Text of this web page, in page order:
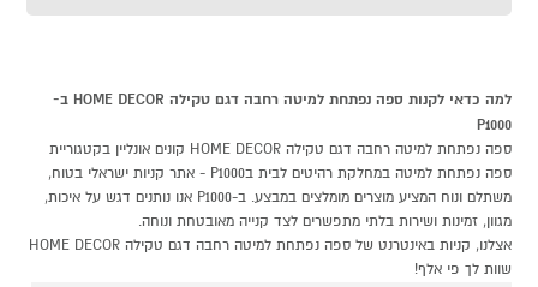
למה כדאי לקנות ספה נפתחת למיטה רחבה דגם טקילה HOME DECOR ב-
P1000
ספה נפתחת למיטה רחבה דגם טקילה HOME DECOR קונים אונליין בקטגוריית
ספה נפתחת למיטה במחלקת רהיטים לבית בP1000 - אתר קניות ישראלי בטוח,
משתלם ונוח המציע מוצרים מומלצים במבצע. ב-P1000 אנו נותנים דגש על איכות,
מגוון, זמינות ושירות בלתי מתפשרים לצד קנייה מאובטחת ונוחה.
אצלנו, קניות באינטרנט של ספה נפתחת למיטה רחבה דגם טקילה HOME DECOR
שוות לך פי אלף!